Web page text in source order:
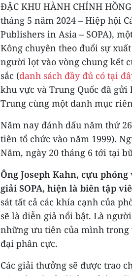
ĐẶC KHU HÀNH CHÍNH
tháng 5 năm 2024 – Hiệp hội
Publishers in Asia – SOPA),
Kông chuyên theo đuổi sự
người lọt vào vòng chung kết
sắc (danh sách đầy đủ có tại
khu vực và Trung Quốc đã
Trung cùng một danh mục
Năm nay đánh dấu năm thứ
tiên tổ chức vào năm 1999).
Năm, ngày 20 tháng 6 tới tại
Ông Joseph Kahn, cựu
giải SOPA, hiện là biên tập
sát tất cả các khía cạnh của
sẽ là diễn giả nổi bật. Là
những ưu tiên của mình
đại phân cực.
Các giải thưởng sẽ được trao